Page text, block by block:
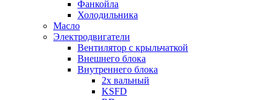
Фанкойла
Холодильника
Масло
Электродвигатели
Вентилятор с крыльчаткой
Внешнего блока
Внутреннего блока
2х вальный
KSFD